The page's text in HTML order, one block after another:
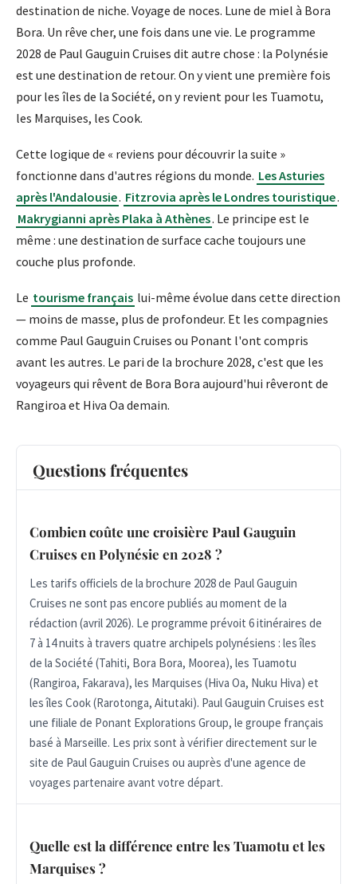
destination de niche. Voyage de noces. Lune de miel à Bora
Bora. Un rêve cher, une fois dans une vie. Le programme
2028 de Paul Gauguin Cruises dit autre chose : la Polynésie
est une destination de retour. On y vient une première fois
pour les îles de la Société, on y revient pour les Tuamotu,
les Marquises, les Cook.
Cette logique de « reviens pour découvrir la suite »
fonctionne dans d'autres régions du monde. Les Asturies
après l'Andalousie. Fitzrovia après le Londres touristique.
Makrygianni après Plaka à Athènes. Le principe est le
même : une destination de surface cache toujours une
couche plus profonde.
Le tourisme français lui-même évolue dans cette direction
— moins de masse, plus de profondeur. Et les compagnies
comme Paul Gauguin Cruises ou Ponant l'ont compris
avant les autres. Le pari de la brochure 2028, c'est que les
voyageurs qui rêvent de Bora Bora aujourd'hui rêveront de
Rangiroa et Hiva Oa demain.
Questions fréquentes
Combien coûte une croisière Paul Gauguin
Cruises en Polynésie en 2028 ?
Les tarifs officiels de la brochure 2028 de Paul Gauguin
Cruises ne sont pas encore publiés au moment de la
rédaction (avril 2026). Le programme prévoit 6 itinéraires de
7 à 14 nuits à travers quatre archipels polynésiens : les îles
de la Société (Tahiti, Bora Bora, Moorea), les Tuamotu
(Rangiroa, Fakarava), les Marquises (Hiva Oa, Nuku Hiva) et
les îles Cook (Rarotonga, Aitutaki). Paul Gauguin Cruises est
une filiale de Ponant Explorations Group, le groupe français
basé à Marseille. Les prix sont à vérifier directement sur le
site de Paul Gauguin Cruises ou auprès d'une agence de
voyages partenaire avant votre départ.
Quelle est la différence entre les Tuamotu et les
Marquises ?